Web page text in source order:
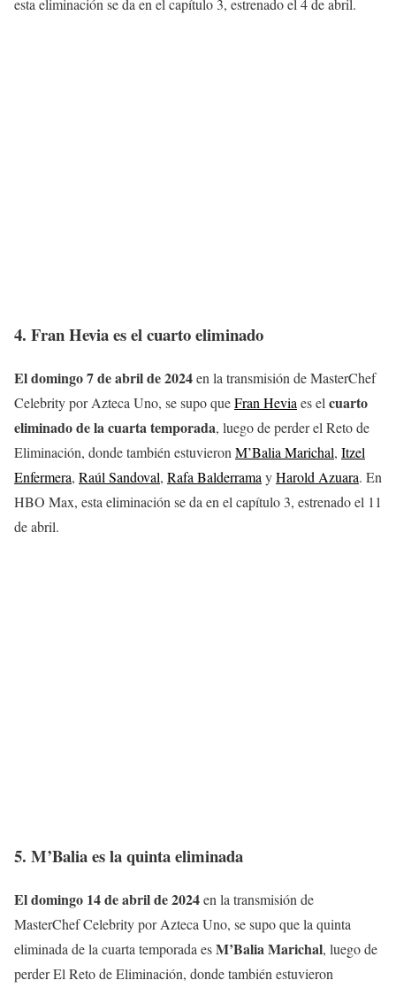
esta eliminación se da en el capítulo 3, estrenado el 4 de abril.
4. Fran Hevia es el cuarto eliminado
El domingo 7 de abril de 2024en la transmisión de MasterChef
Celebrity por Azteca Uno, se supo queFran Hevia es el cuarto
eliminado de la cuarta temporada, luego de perder el Reto de
Eliminación, donde también estuvieron M’Balia Marichal, Itzel
Enfermera, Raúl Sandoval, Rafa Balderrama yHarold Azuara. En
HBO Max, esta eliminación se da en el capítulo 3, estrenado el 11
de abril.
5. M’Baliaes la quinta eliminada
El domingo 14 de abril de 2024en la transmisión de
MasterChef Celebrity por Azteca Uno, se supo que la quinta
eliminada de la cuarta temporada esM’Balia Marichal, luego de
perder El Reto de Eliminación, donde también estuvieron